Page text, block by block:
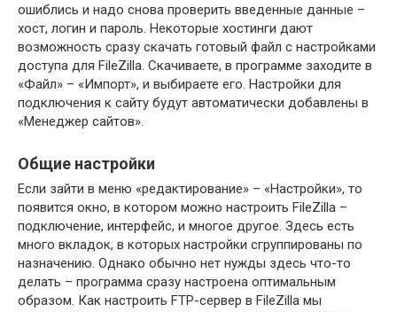
ошиблись и надо снова проверить введенные данные –
хост, логин и пароль. Некоторые хостинги дают
возможность сразу скачать готовый файл с настройками
доступа для FileZilla. Скачиваете, в программе заходите в
«Файл» – «Импорт», и выбираете его. Настройки для
подключения к сайту будут автоматически добавлены в
«Менеджер сайтов».
Общие настройки
Если зайти в меню «редактирование» – «Настройки», то
появится окно, в котором можно настроить FileZilla –
подключение, интерфейс, и многое другое. Здесь есть
много вкладок, в которых настройки сгруппированы по
назначению. Однако обычно нет нужды здесь что-то
делать – программа сразу настроена оптимальным
образом. Как настроить FTP-сервер в FileZilla мы